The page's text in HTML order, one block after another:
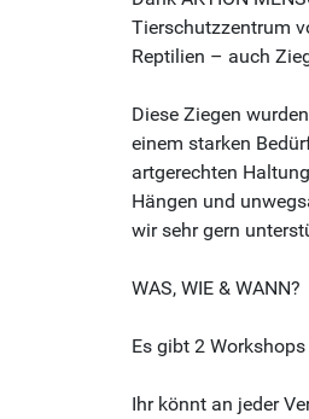
Tierschutzzentrum
Reptilien – auch
Diese Ziegen
einem starken
artgerechten
Hängen und
wir sehr gern
WAS, WIE & WANN?
Es gibt 2
Ihr könnt an jeder